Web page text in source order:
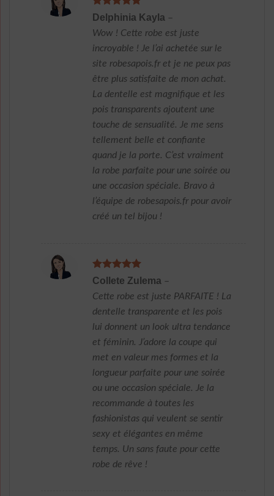
Note5sur
Delphinia Kayla –
Wow ! Cette robe est juste
incroyable ! Je l’ai achetée sur le
site robesapois.fr et je ne peux pas
être plus satisfaite de mon achat.
La dentelle est magnifique et les
pois transparents ajoutent une
touche de sensualité. Je me sens
tellement belle et confiante
quand je la porte. C’est vraiment
la robe parfaite pour une soirée ou
une occasion spéciale. Bravo à
l’équipe de robesapois.fr pour avoir
créé un tel bijou !
Note5sur
5
Collete Zulema –
Cette robe est juste PARFAITE ! La
dentelle transparente et les pois
lui donnent un look ultra tendance
et féminin. J’adore la coupe qui
met en valeur mes formes et la
longueur parfaite pour une soirée
ou une occasion spéciale. Je la
recommande à toutes les
fashionistas qui veulent se sentir
sexy et élégantes en même
temps. Un sans faute pour cette
robe de rêve !